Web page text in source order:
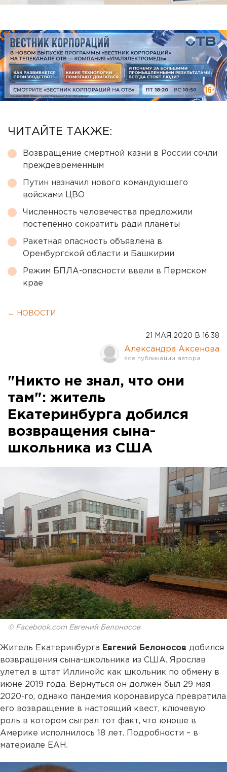
ЧИТАЙТЕ ТАКЖЕ:
Возвращение смертной казни в России сочли
преждевременным
Путин назначил нового командующего
войсками ЦВО
Численность человечества предложили
постепенно сократить ради планеты
Ракетная опасность объявлена в
Оренбургской области и Башкирии
Режим БПЛА-опасности ввели в Пермском
крае
← НОВОСТИ
21 МАЯ 2020 В 16:38
Александра Аксенова
"Никто не знал, что они
там": житель
Екатеринбурга добился
возвращения сына-
школьника из США
© Facebook.com Евгений Белоносов
Житель Екатеринбурга Евгений Белоносов добился
возвращения сына-школьника из США. Ярослав
улетел в штат Иллинойс как школьник по обмену в
июне 2019 года. Вернуться он должен был 29 мая
2020-го, однако пандемия коронавируса превратила
его возвращение в настоящий квест, ключевую
роль в котором сыграл тот факт, что юноше в
Америке исполнилось 18 лет. Подробности – в
материале ЕАН.